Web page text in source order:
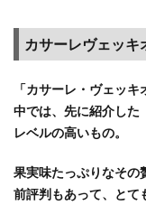
ポイ
が4倍
にな
る“5
つく
日”に
しか
カサーレヴェッキ
「カサーレ・ヴェッ
中では、先に紹介した
レベルの高いもの。
果実味たっぷりなその
前評判もあって、とて